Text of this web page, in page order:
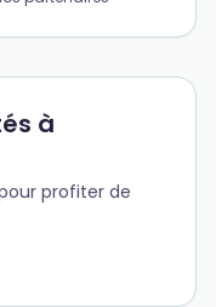
à
profiter de